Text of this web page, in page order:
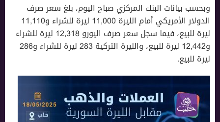
وبحسب بيانات البنك المركزي صباح اليوم، بلغ سعر صرف
الدولار الأمريكي أمام الليرة 11,000 ليرة للشراء و11,110
ليرة للبيع، فيما سجل سعر صرف اليورو 12,318 ليرة للشراء
و12,442 ليرة للبيع، والليرة التركية 283 ليرة للشراء و286
ليرة للبيع.